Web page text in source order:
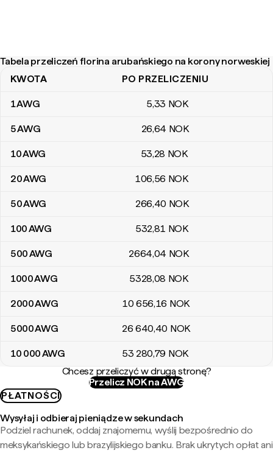
Tabela przeliczeń florina arubańskiego na korony norweskiej
Tabela przeliczeń florina arubańskiego na korony norweskiej
KWOTA PO PRZELICZENIU
1AWG 5,33 NOK
5AWG 26,64 NOK
10AWG 53,28 NOK
20AWG 106,56 NOK
50AWG 266,40 NOK
100AWG 532,81 NOK
500AWG 2664,04 NOK
1000AWG 5328,08 NOK
2000AWG 10 656,16 NOK
5000AWG 26 640,40 NOK
10 000AWG 53 280,79 NOK
Chcesz przeliczyć w drugą stronę?
Przelicz NOK na AWG
PŁATNOŚCI
Wysyłaj i odbieraj pieniądze w sekundach
Podziel rachunek, oddaj znajomemu, wyślij bezpośrednio do
meksykańskiego lub brazylijskiego banku. Brak ukrytych opłat ani